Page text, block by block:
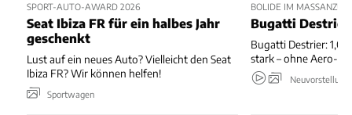
SPORT-AUTO-AWARD 2026
Seat Ibiza FR für ein halbes Jahr
geschenkt
Lust auf ein neues Auto? Vielleicht den Seat
Ibiza FR? Wir können helfen!
Sportwagen
BOLIDE IM MASSANZUG
Bugatti
Bugatti Destrier: 1,00
stark – ohne Aero-